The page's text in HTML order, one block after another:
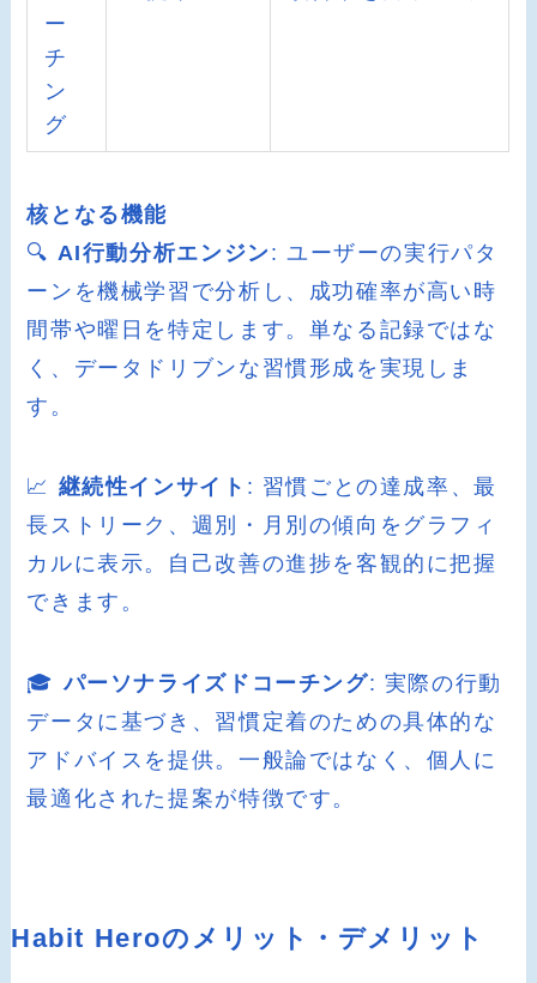
ー
チ
ン
グ
核となる機能
🔍 AI行動分析エンジン: ユーザーの実行パタ
ーンを機械学習で分析し、成功確率が高い時
間帯や曜日を特定します。単なる記録ではな
く、データドリブンな習慣形成を実現しま
す。
📈 継続性インサイト : 習慣ごとの達成率、最
長ストリーク、週別・月別の傾向をグラフィ
カルに表示。自己改善の進捗を客観的に把握
できます。
🎓パーソナライズドコーチング: 実際の行動
データに基づき、習慣定着のための具体的な
アドバイスを提供。一般論ではなく、個人に
最適化された提案が特徴です。
Habit Heroのメリット・デメリット